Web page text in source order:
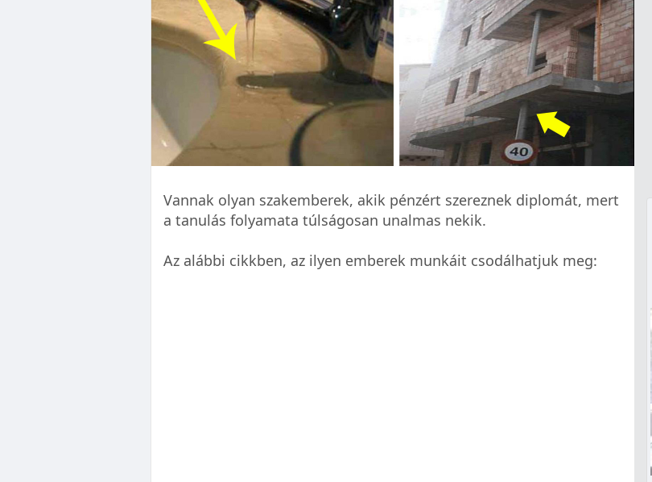
Vannak olyan szakemberek, akik pénzért szereznek diplomát, mert
a tanulás folyamata túlságosan unalmas nekik.
Az alábbi cikkben, az ilyen emberek munkáit csodálhatjuk meg: